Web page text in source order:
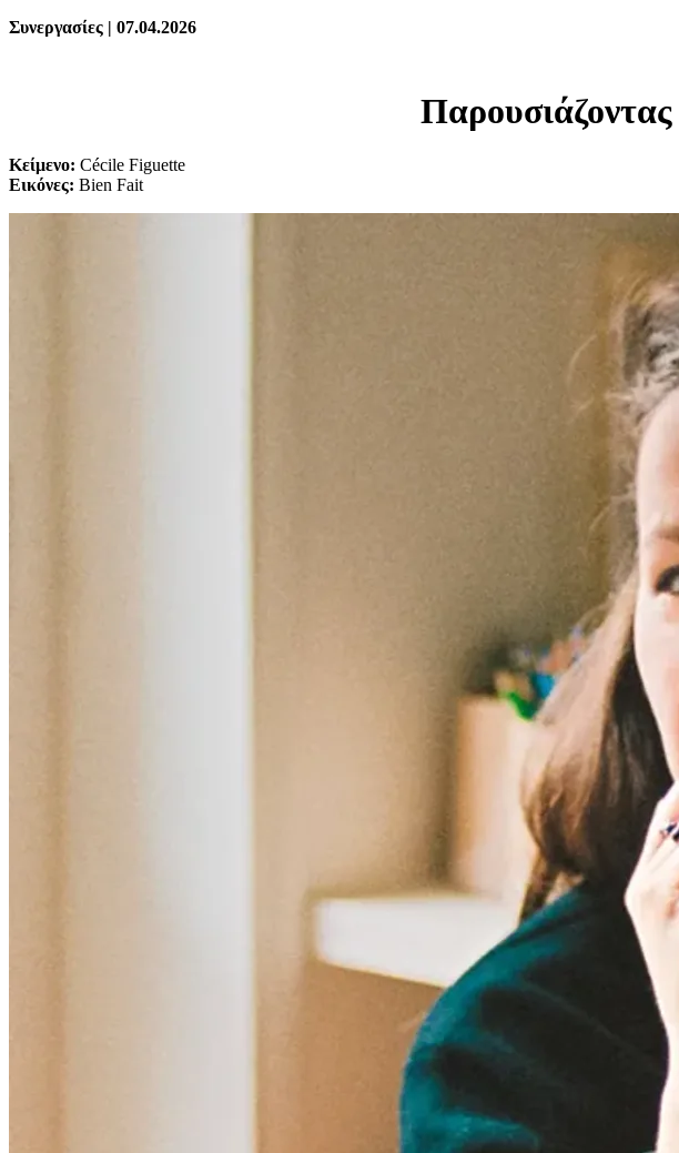
Συνεργασίες | 07.04.2026
Κείμενο: Cécile Figuette
Εικόνες: Bien Fait